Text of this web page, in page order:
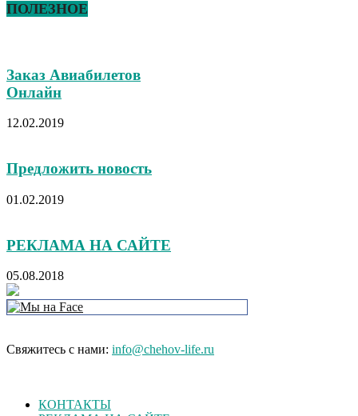
ПОЛЕЗНОЕ
Заказ Авиабилетов
Онлайн
12.02.2019
Предложить новость
01.02.2019
РЕКЛАМА НА САЙТЕ
05.08.2018
Свяжитесь с нами: info@chehov-life.ru
КОНТАКТЫ